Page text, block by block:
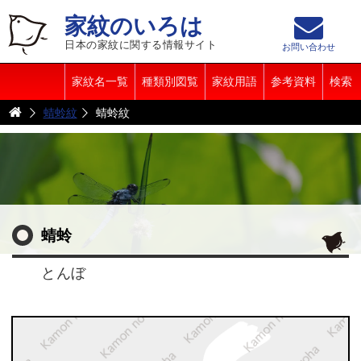
家紋のいろは
日本の家紋に関する情報サイト
家紋名一覧 種類別図覧 家紋用語 参考資料 検索
お問い合わせ
蜻蛉紋 蜻蛉紋
蜻蛉
とんぼ